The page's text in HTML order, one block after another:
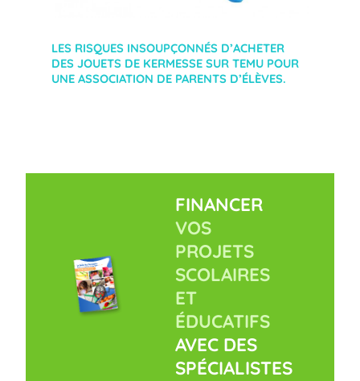
LES RISQUES INSOUPÇONNÉS D’ACHETER
DES JOUETS DE KERMESSE SUR TEMU POUR
UNE ASSOCIATION DE PARENTS D’ÉLÈVES.
FINANCER
VOS
PROJETS
SCOLAIRES
ET
ÉDUCATIFS
AVEC DES
SPÉCIALISTES